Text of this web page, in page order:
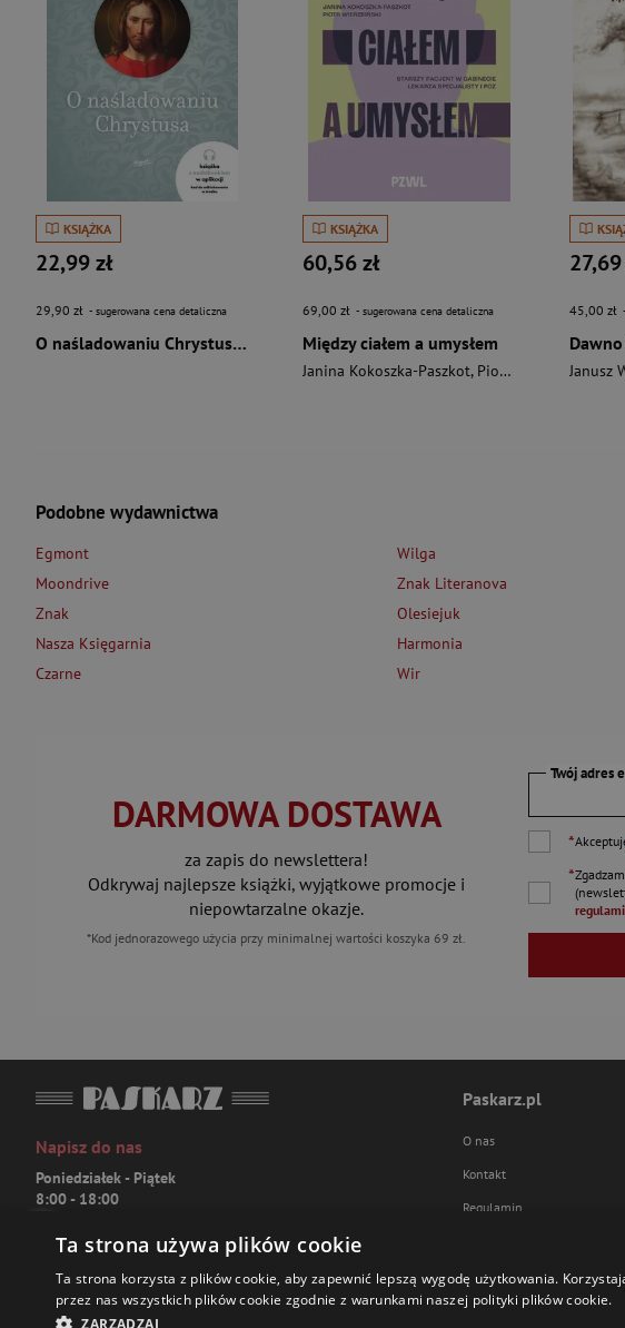
KSIĄŻKA
22,99 zł
29,90 zł - sugerowana cena detaliczna
O naśladowaniu Chrystusa wyd. 2026
KSIĄŻKA
60,56 zł
69,00 zł - sugerowana cena detaliczna
Między ciałem a umysłem
Janina Kokoszka-Paszkot, Piotr Wierzbiński
27,69
45,00 zł
Janusz
Podobne wydawnictwa
Egmont
Moondrive
Znak
Nasza Księgarnia
Czarne
Wilga
Znak Literanova
Olesiejuk
Harmonia
Wir
DARMOWA DOSTAWA
za zapis do newslettera!
Odkrywaj najlepsze książki, wyjątkowe promocje i
niepowtarzalne okazje.
*Kod jednorazowego użycia przy minimalnej wartości koszyka 69 zł.
Twój adres
*
*
Napisz do nas
Poniedziałek - Piątek
8:00 - 18:00
Bądź z nami na bieżąco
Paskarz.pl
O nas
Kontakt
Regulamin
FAQ
Ta strona używa plików cookie
Ta strona korzysta z plików cookie, aby zapewnić lepszą wygodę użytkowania.
przez nas wszystkich plików cookie zgodnie z warunkami naszej polityki plików cookie.
ZARZĄDZAJ